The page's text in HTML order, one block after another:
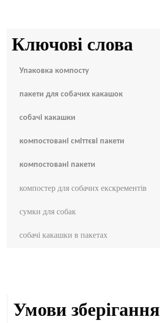
Ключові слова
Упаковка компосту
пакети для собачих какашок
собачі какашки
компостовані сміттєві пакети
компостовані пакети
компостер для собачих екскрементів
сумки для собак
собачі какашки в пакетах
Умови зберігання